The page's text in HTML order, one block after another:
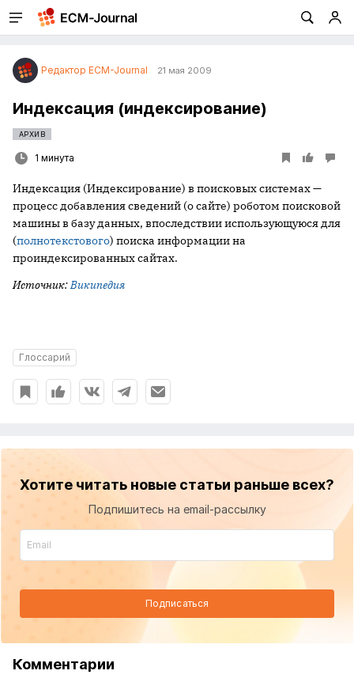
Редактор ECM-Journal 21 мая 2009
Индексация (индексирование)
АРХИВ
1 минута
Индексация (Индексирование) в поисковых системах —
процесс добавления сведений (о сайте) роботом поисковой
машины в базу данных, впоследствии использующуюся для
(полнотекстового) поиска информации на
проиндексированных сайтах.
Источник:Википедия
Глоссарий
Хотите читать новые статьи раньше всех?
Подпишитесь на email-рассылку
Подписаться
Комментарии